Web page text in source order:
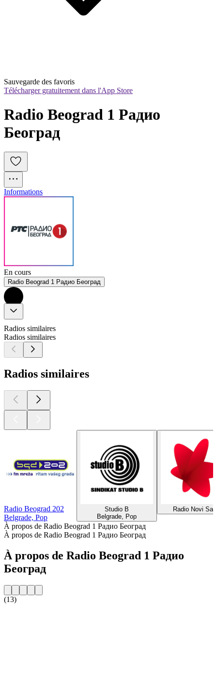
Sauvegarde des favoris
Télécharger gratuitement dans l'App Store
Radio Beograd 1 Радио
Београд
Informations
En cours
Radio Beograd 1 Радио Београд
Radios similaires
Radios similaires
Radios similaires
Radio Beograd 202
Belgrade, Pop
Studio B
Belgrade, Pop
Radio Novi
À propos de Radio Beograd 1 Радио Београд
À propos de Radio Beograd 1 Радио Београд
À propos de Radio Beograd 1 Радио
Београд
(13)